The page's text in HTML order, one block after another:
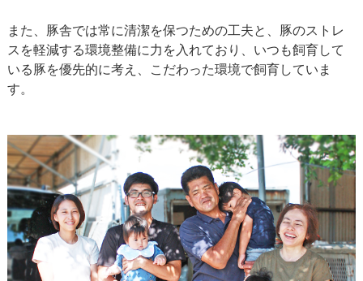
また、豚舎では常に清潔を保つための工夫と、豚のストレ
スを軽減する環境整備に力を入れており、いつも飼育して
いる豚を優先的に考え、こだわった環境で飼育していま
す。